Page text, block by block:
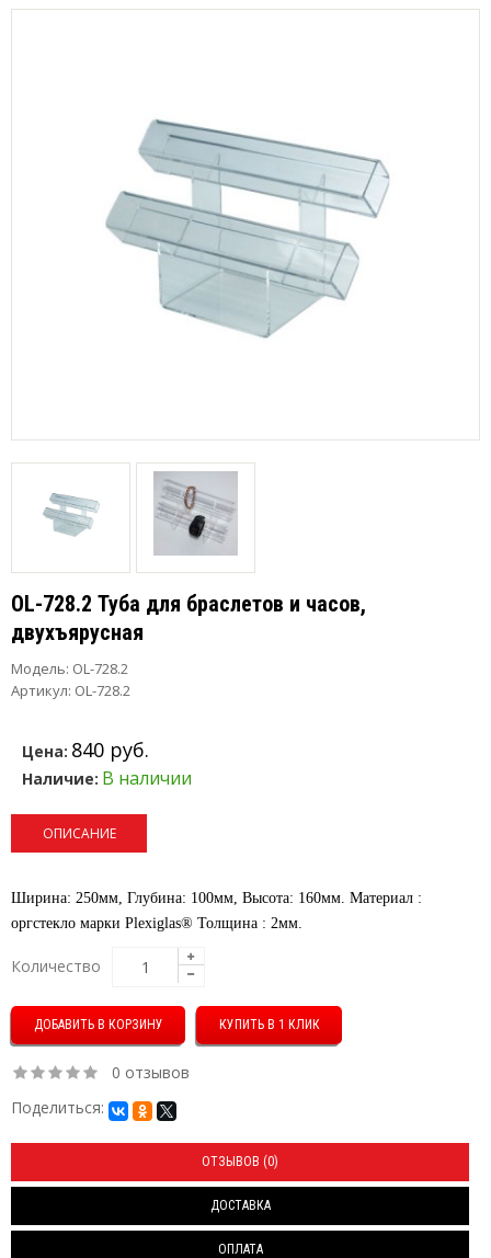
OL-728.2 Туба для браслетов и часов,
двухъярусная
Модель: OL-728.2
Артикул: OL-728.2
Цена: 840 руб.
Наличие: В наличии
ОПИСАНИЕ
Ширина: 250мм, Глубина: 100мм, Высота: 160мм. Материал :
оргстекло марки Plexiglas® Толщина : 2мм.
Количество
КУПИТЬ В 1 КЛИК
0 отзывов
Поделиться:
ОТЗЫВОВ (0)
ДОСТАВКА
ОПЛАТА